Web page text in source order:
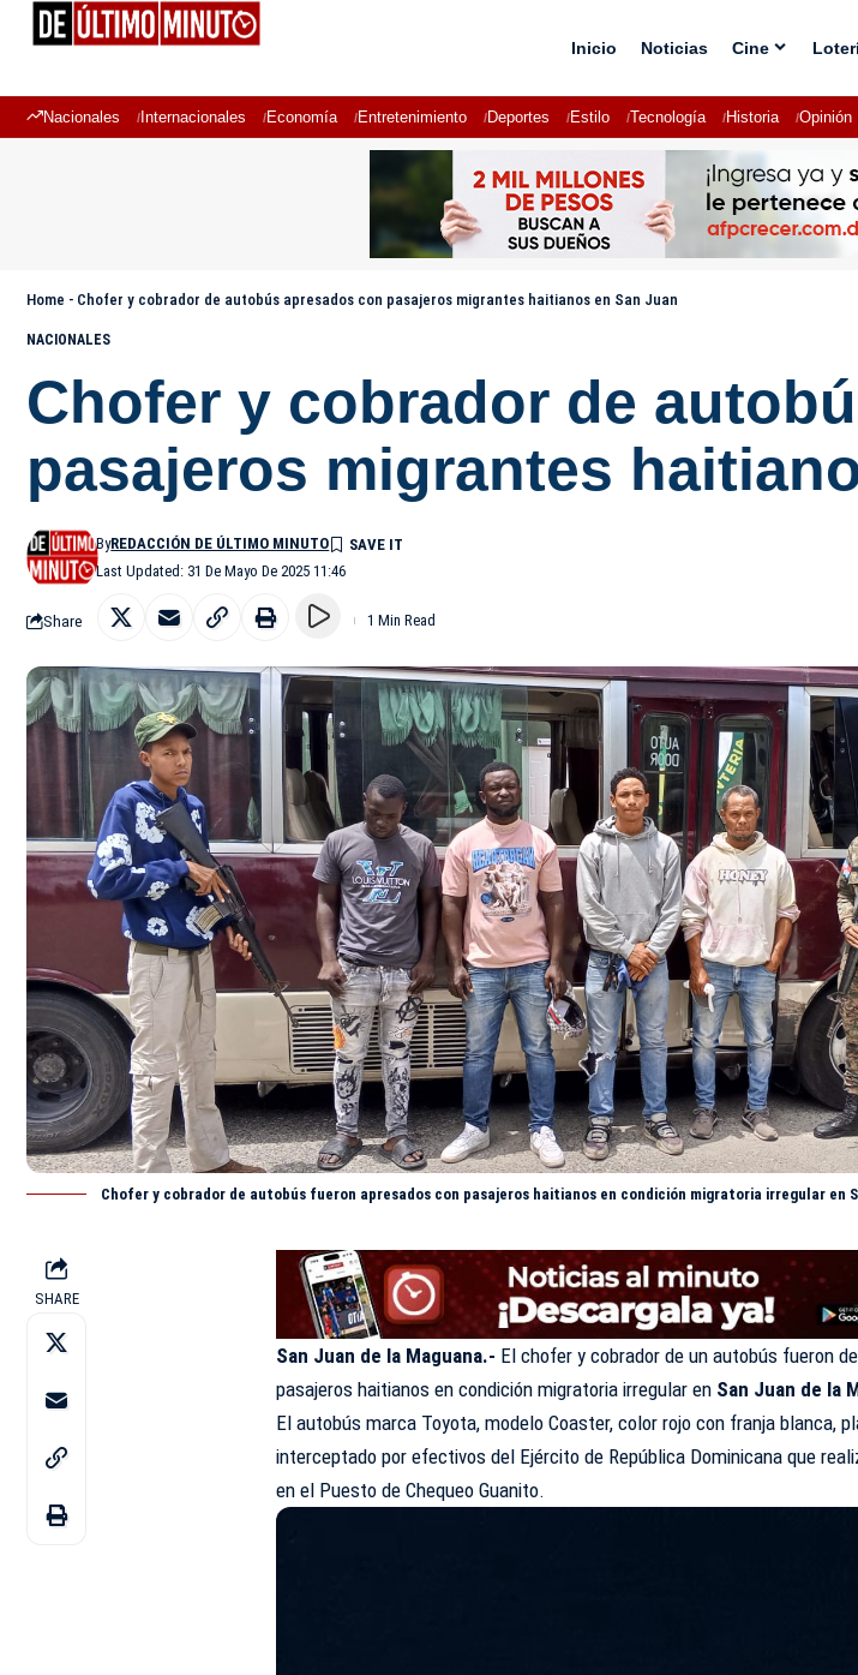
Inicio Noticias Cine
Nacionales Internacionales Economía Entretenimiento Deportes Estilo Tecnología Historia Opinión
Home - Chofer y cobrador de autobús apresados con pasajeros migrantes haitianos en San Juan
NACIONALES
Chofer y cobrador de
pasajeros migrantes
Last Updated: 31 De Mayo De 2025 11:46
ByREDACCIÓN DE ÚLTIMO MINUTO
Share 1 Min Read
Chofer y cobrador de autobús fueron apresados con pasajeros haitianos en condición migratoria irregular en
SHARE
San Juan de la Maguana.- El chofer y cobrador de un autobús fueron
pasajeros haitianos en condiciónmigratoriairregular en San Juan de la
El autobús marca Toyota, modelo Coaster, color rojo con franja blanca,
interceptado por efectivos del Ejército de República Dominicana que
en el Puesto de Chequeo Guanito.